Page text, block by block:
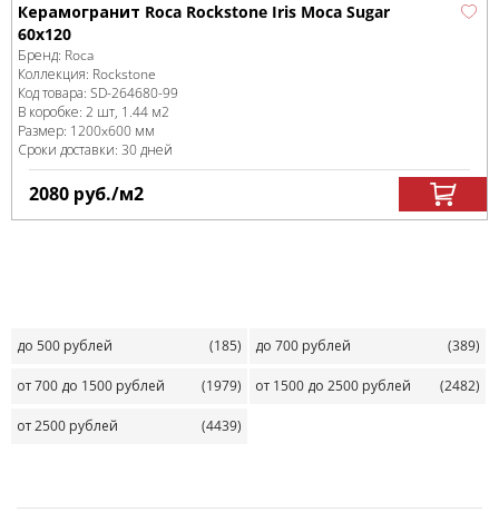
Керамогранит Roca Rockstone Iris Moca Sugar
60x120
Бренд: Roca
Коллекция: Rockstone
Код товара: SD-264680-99
В коробке: 2 шт, 1.44 м2
Размер: 1200x600 мм
Сроки доставки: 30 дней
2080 руб./м2
до 500 рублей (185) до 700 рублей (389)
от 700 до 1500 рублей (1979) от 1500 до 2500 рублей (2482)
от 2500 рублей (4439)